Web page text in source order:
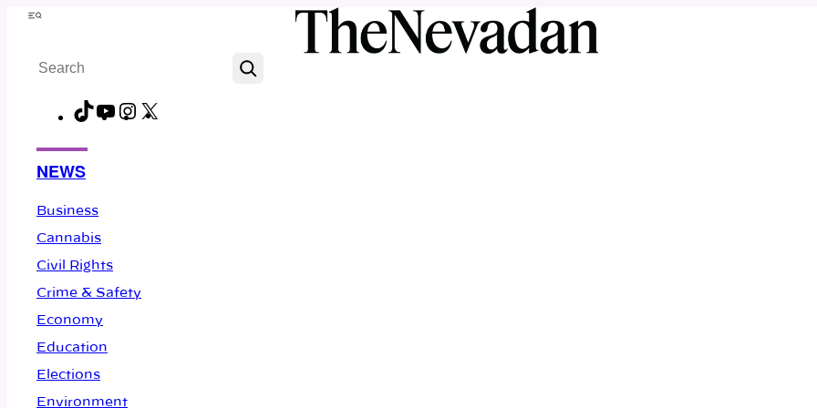
Skip
content
Menu
Search
TikTok
YouTube
Instagram
NEWS
Business
Cannabis
Civil Rights
Crime & Safety
Economy
Education
Elections
Environment